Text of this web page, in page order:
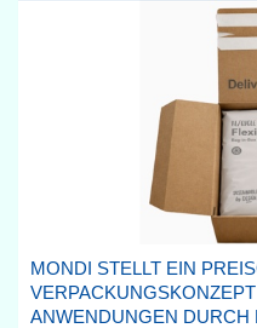
MONDI STELLT EIN
ANWENDUNGEN DURCH